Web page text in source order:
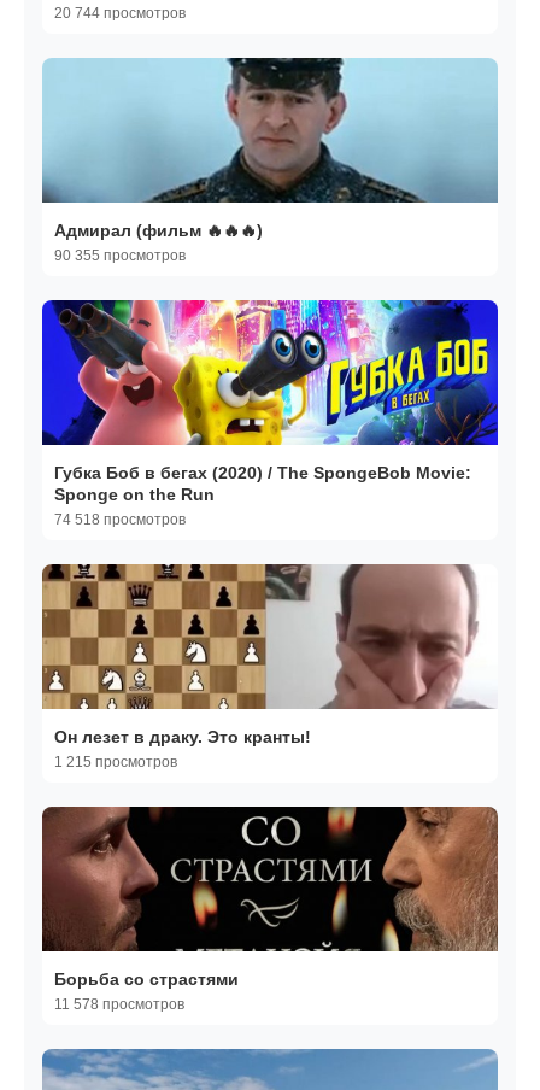
20 744 просмотров
Адмирал (фильм 🔥🔥🔥)
90 355 просмотров
Губка Боб в бегах (2020) / The SpongeBob Movie:
Sponge on the Run
74 518 просмотров
Он лезет в драку. Это кранты!
1 215 просмотров
Борьба со страстями
11 578 просмотров